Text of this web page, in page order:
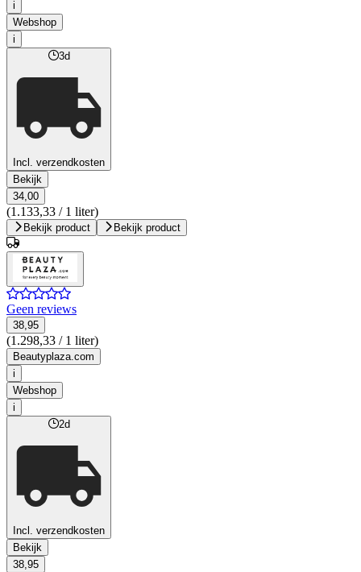
i
Webshop
i
3d
Incl. verzendkosten
Bekijk
34,00
(1.133,33 / 1 liter)
Bekijk product Bekijk product
Geen reviews
38,95
(1.298,33 / 1 liter)
Beautyplaza.com
i
Webshop
i
2d
Incl. verzendkosten
Bekijk
38,95